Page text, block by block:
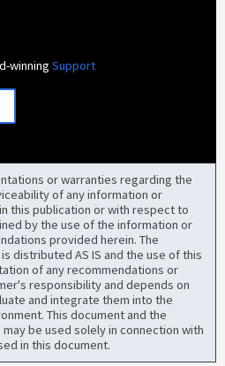
winningSupport
or warranties regarding the
of any information or
this publication or with respect to
by the use of the information or
provided herein. The
distributed AS IS and the use of this
of any recommendations or
responsibility and depends on
and integrate them into the
This document and the
be used solely in connection with
in this document.